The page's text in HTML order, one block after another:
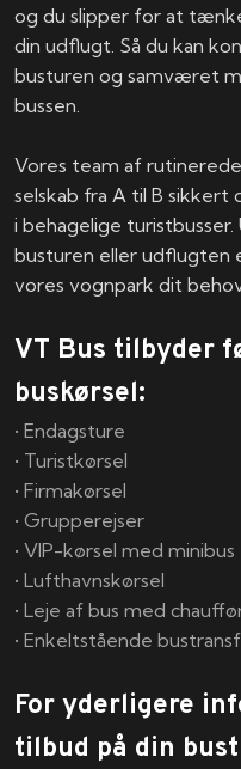
og du slipper for at
din udflugt. Så du kan
busturen og samværet
bussen.
Vores team af
selskab fra A til B
i behagelige
busturen eller udflugten
vores vognpark dit
VT Bus tilbyder
buskørsel:
• Endagsture
• Turistkørsel
• Firmakørsel
• Grupperejser
• VIP-kørsel med minibus
• Lufthavnskørsel
• Leje af bus med
• Enkeltstående
For yderligere
tilbud på din